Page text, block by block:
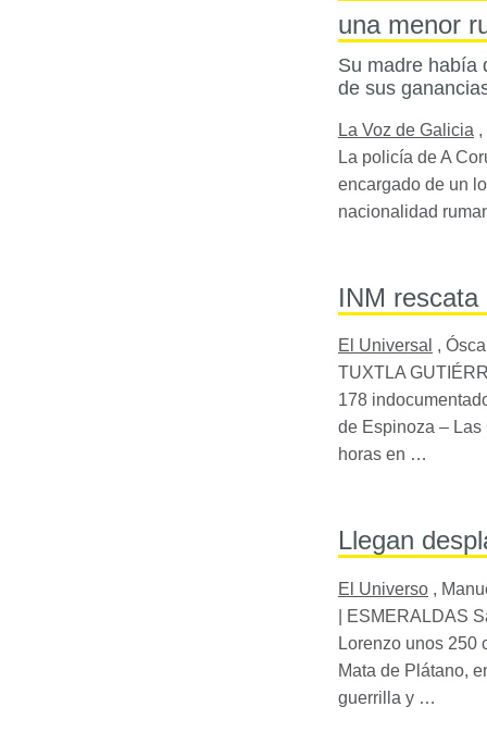
una menor
Su madre había
de sus
La Voz de Galicia ,
La policía de A
encargado de un
nacionalidad
INM
El Universal ,
TUXTLA
178
de Espinoza –
horas en …
Llegan
El Universo ,
ESMERALDAS
Lorenzo unos 250
Mata de Plátano,
guerrilla y …